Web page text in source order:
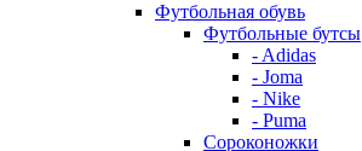
Футбольная обувь
Футбольные бутсы
- Adidas
- Joma
- Nike
- Puma
Сороконожки